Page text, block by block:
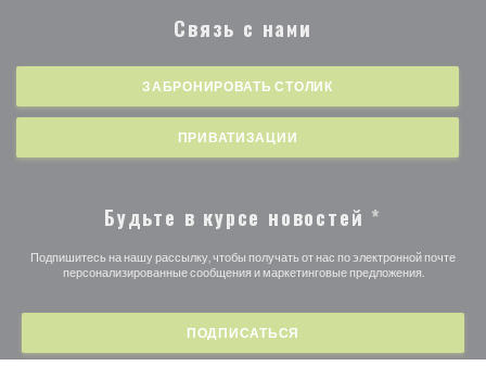
Связь с нами
ЗАБРОНИРОВАТЬ СТОЛИК
ПРИВАТИЗАЦИИ
Будьте в курсе новостей *
Подпишитесь на нашу рассылку, чтобы получать от нас по электронной почте
персонализированные сообщения и маркетинговые предложения.
ПОДПИСАТЬСЯ